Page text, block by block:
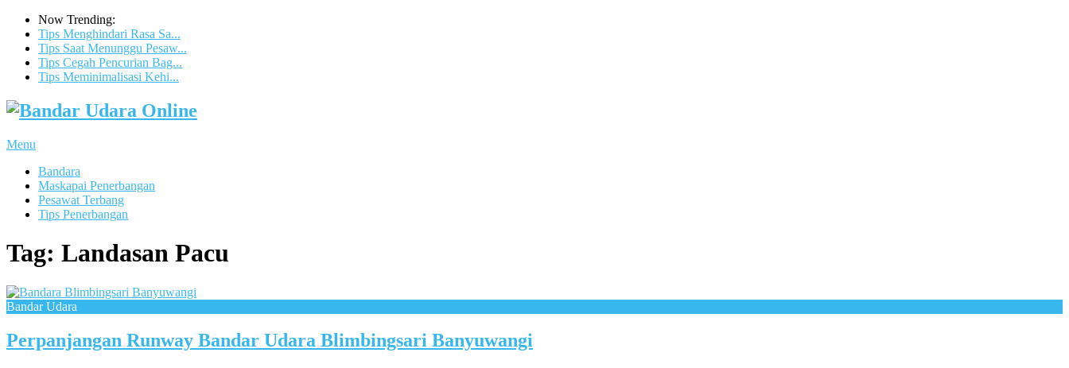
Now Trending:
Tips Menghindari Rasa Sa...
Tips Saat Menunggu Pesaw...
Tips Cegah Pencurian Bag...
Tips Meminimalisasi Kehi...
Menu
Bandara
Maskapai Penerbangan
Pesawat Terbang
Tips Penerbangan
Tag: Landasan Pacu
Bandar Udara
Perpanjangan Runway Bandar Udara Blimbingsari Banyuwangi